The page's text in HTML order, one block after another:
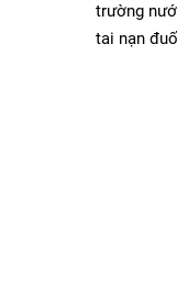
trường
tai nạn